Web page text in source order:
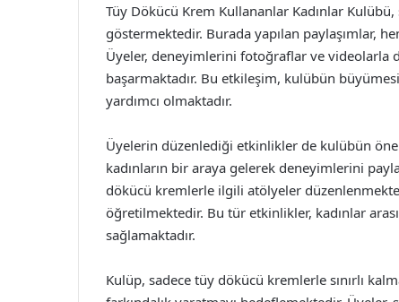
Tüy Dökücü Krem Kullananlar Kadınlar
göstermektedir. Burada yapılan paylaşımlar,
Üyeler, deneyimlerini fotoğraflar ve videolarla
başarmaktadır. Bu etkileşim, kulübün
yardımcı olmaktadır.
Üyelerin düzenlediği etkinlikler de kulübün
kadınların bir araya gelerek deneyimlerini
dökücü kremlerle ilgili atölyeler düzenlenmekte
öğretilmektedir. Bu tür etkinlikler, kadınlar
sağlamaktadır.
Kulüp, sadece tüy dökücü kremlerle sınırlı